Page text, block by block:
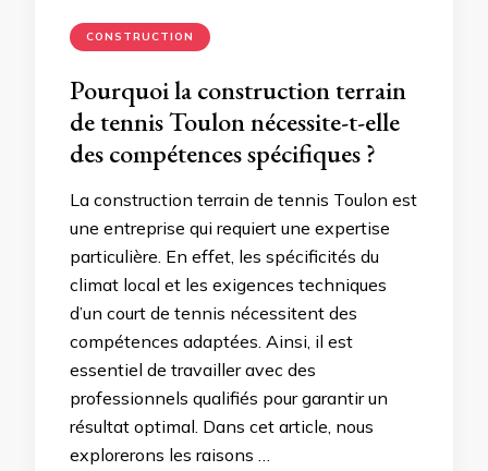
CONSTRUCTION
Pourquoi la construction terrain
de tennis Toulon nécessite-t-elle
des compétences spécifiques ?
La construction terrain de tennis Toulon est
une entreprise qui requiert une expertise
particulière. En effet, les spécificités du
climat local et les exigences techniques
d’un court de tennis nécessitent des
compétences adaptées. Ainsi, il est
essentiel de travailler avec des
professionnels qualifiés pour garantir un
résultat optimal. Dans cet article, nous
explorerons les raisons …